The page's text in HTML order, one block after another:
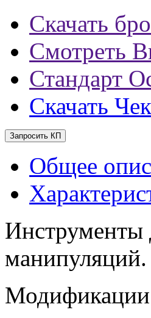
Скачать
Смотреть
Стандарт
Скачать
Запросить КП
Общее
Инструменты
манипуляций.